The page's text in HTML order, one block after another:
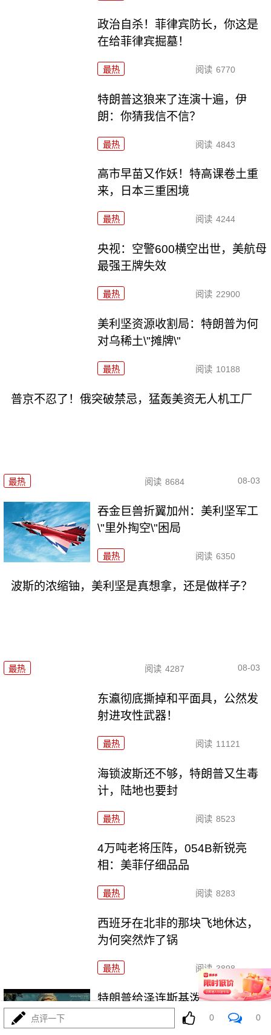
政治自杀！菲律宾防长，你这是
在给菲律宾掘墓！
最热 阅读 6770
特朗普这狼来了连演十遍，伊
朗：你猜我信不信？
最热 阅读 4843
高市早苗又作妖！特高课卷土重
来，日本三重困境
最热 阅读 4244
央视：空警600横空出世，美航母
最强王牌失效
最热 阅读 22900
美利坚资源收割局：特朗普为何
对乌稀土\"摊牌\"
最热 阅读 10188
普京不忍了！俄突破禁忌，猛轰美资无人机工厂
最热 阅读 8684 08-03
吞金巨兽折翼加州：美利坚军工
\"里外掏空\"困局
最热 阅读 6350
波斯的浓缩铀，美利坚是真想拿，还是做样子？
最热 阅读 4287 08-03
东瀛彻底撕掉和平面具，公然发
射进攻性武器！
最热 阅读 11121
海锁波斯还不够，特朗普又生毒
计，陆地也要封
最热 阅读 8523
4万吨老将压阵，054B新锐亮
相：美菲仔细品品
最热 阅读 8283
西班牙在北非的那块飞地休达，
为何突然炸了锅
最热 阅读 3898
特朗普给泽连斯基泼冷水，“爱国
点评一下 0 0